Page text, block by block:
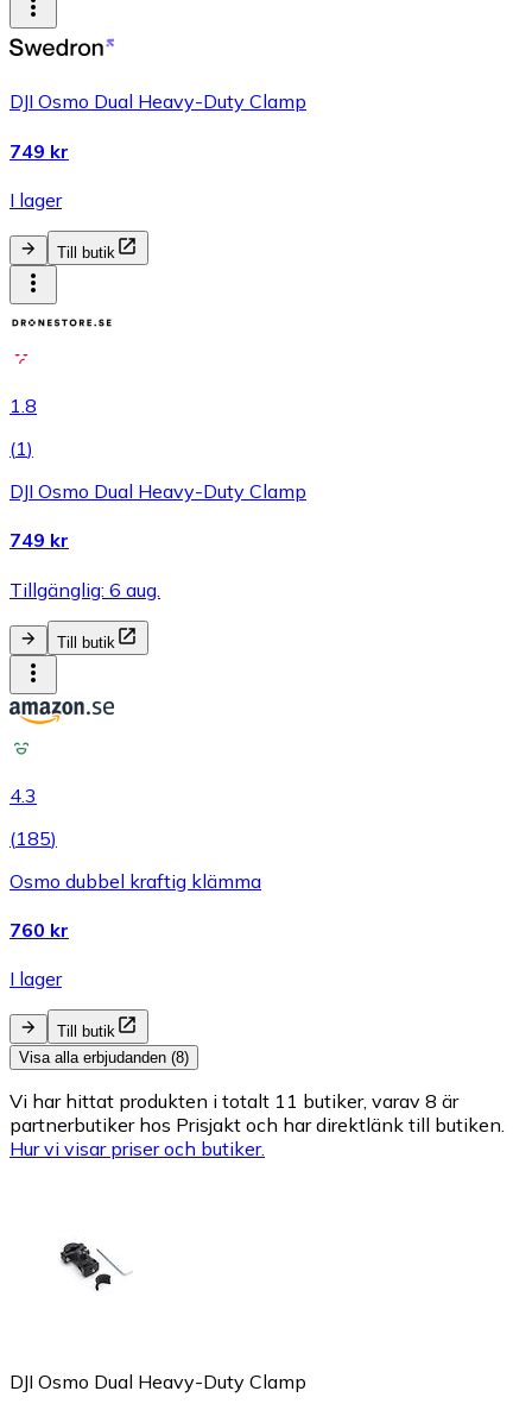
DJI Osmo Dual Heavy-Duty Clamp
749 kr
I lager
Till butik
1.8
(1)
DJI Osmo Dual Heavy-Duty Clamp
749 kr
Tillgänglig: 6 aug.
Till butik
4.3
(185)
Osmo dubbel kraftig klämma
760 kr
I lager
Till butik
Visa alla erbjudanden (8)
Vi har hittat produkten i totalt 11 butiker, varav 8 är
partnerbutiker hos Prisjakt och har direktlänk till butiken.
Hur vi visar priser och butiker.
DJI Osmo Dual Heavy-Duty Clamp